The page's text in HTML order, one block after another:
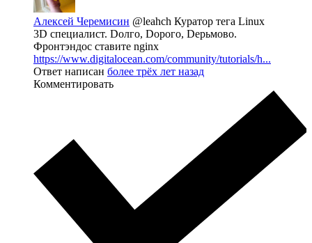
Алексей Черемисин @leahch Куратор тега Linux
3D специалист. Dолго, Dорого, Dерьмово.
Фронтэндос ставите nginx
https://www.digitalocean.com/community/tutorials/h...
Ответ написан более трёх лет назад
Комментировать